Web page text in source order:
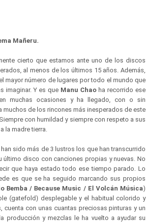
Mañeru.
cierto que estamos ante uno de los discos
al menos de los últimos 15 años. Además,
mayor número de lugares por todo el mundo que
imaginar. Y es que Manu Chao ha recorrido ese
muchas ocasiones y ha llegado, con o sin
muchos de los rincones más inesperados de este
con humildad y siempre con respeto a sus
la madre tierra.
han sido más de 3 lustros los que han transcurrido
último disco con canciones propias y nuevas. No
que haya estado todo ese tiempo parado. Lo
es que se ha seguido marcando sus propios
Bemba / Because Music / El Volcán Música)
(gatefold) desplegable y el habitual colorido y
cuenta con unas cuantas preciosas pinturas y un
producción y mezclas le ha vuelto a ayudar su